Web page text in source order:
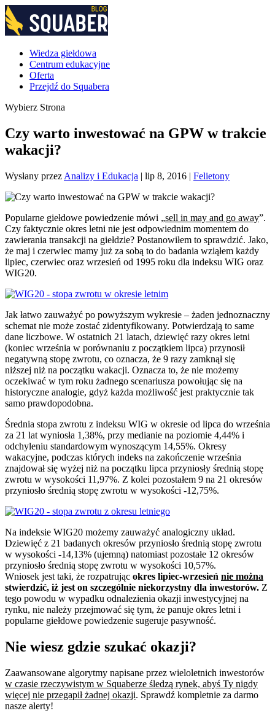
Wiedza giełdowa
Centrum edukacyjne
Oferta
Przejdź do Squabera
Wybierz Strona
Czy warto inwestować na GPW w trakcie
wakacji?
Wysłany przez Analizy i Edukacja | lip 8, 2016 | Felietony
Popularne giełdowe powiedzenie mówi „sell in may and go away”.
Czy faktycznie okres letni nie jest odpowiednim momentem do
zawierania transakcji na giełdzie? Postanowiłem to sprawdzić. Jako,
że maj i czerwiec mamy już za sobą to do badania wziąłem każdy
lipiec, czerwiec oraz wrzesień od 1995 roku dla indeksu WIG oraz
WIG20.
Jak łatwo zauważyć po powyższym wykresie – żaden jednoznaczny
schemat nie może zostać zidentyfikowany. Potwierdzają to same
dane liczbowe. W ostatnich 21 latach, dziewięć razy okres letni
(koniec września w porównaniu z początkiem lipca) przynosił
negatywną stopę zwrotu, co oznacza, że 9 razy zamknął się
niższej niż na początku wakacji. Oznacza to, że nie możemy
oczekiwać w tym roku żadnego scenariusza powołując się na
historyczne analogie, gdyż każda możliwość jest praktycznie tak
samo prawdopodobna.
Średnia stopa zwrotu z indeksu WIG w okresie od lipca do września
za 21 lat wyniosła 1,38%, przy medianie na poziomie 4,44% i
odchyleniu standardowym wynoszącym 14,55%. Okresy
wakacyjne, podczas których indeks na zakończenie września
znajdował się wyżej niż na początku lipca przyniosły średnią stopę
zwrotu w wysokości 11,97%. Z kolei pozostałem 9 na 21 okresów
przyniosło średnią stopę zwrotu w wysokości -12,75%.
Na indeksie WIG20 możemy zauważyć analogiczny układ.
Dziewięć z 21 badanych okresów przyniosło średnią stopę zwrotu
w wysokości -14,13% (ujemną) natomiast pozostałe 12 okresów
przyniosło średnią stopę zwrotu w wysokości 10,57%.
Wniosek jest taki, że rozpatrując okres lipiec-wrzesień nie można
stwierdzić, iż jest on szczególnie niekorzystny dla inwestorów. Z
tego powodu w wypadku odnalezienia okazji inwestycyjnej na
rynku, nie należy przejmować się tym, że panuje okres letni i
popularne giełdowe powiedzenie sugeruje pasywność.
Nie wiesz gdzie szukać okazji?
Zaawansowane algorytmy napisane przez wieloletnich inwestorów
w czasie rzeczywistym w Squaberze śledzą rynek, abyś Ty nigdy
więcej nie przegapił żadnej okazji. Sprawdź kompletnie za darmo
nasze alerty!